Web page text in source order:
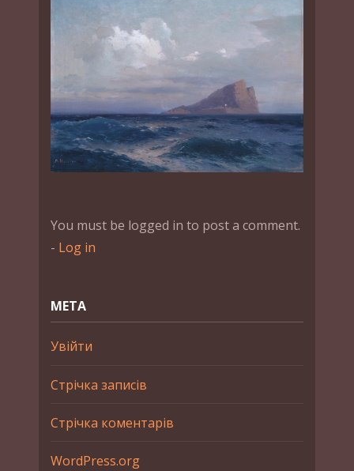
You must be logged in to post a comment.
- Log in
МЕТА
Увійти
Стрічка записів
Стрічка коментарів
WordPress.org